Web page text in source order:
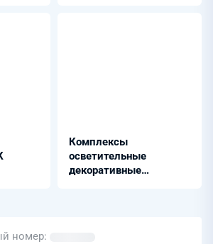
Комплексы
осветительные
декоративные
номер